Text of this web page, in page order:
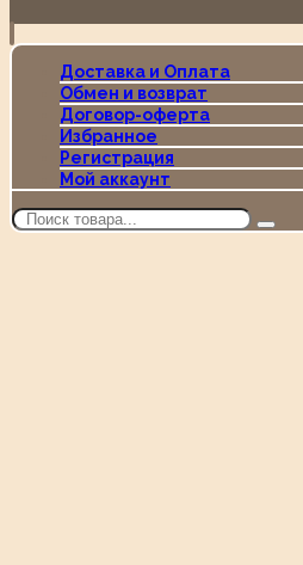
Доставка и Оплата
Обмен и возврат
Договор-оферта
Избранное
Регистрация
Мой аккаунт